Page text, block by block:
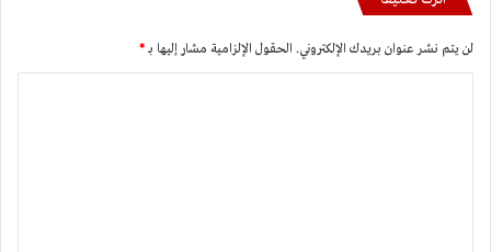
لن يتم نشر عنوان بريدك الإلكتروني. الحقول الإلزامية مشار إليها بـ*